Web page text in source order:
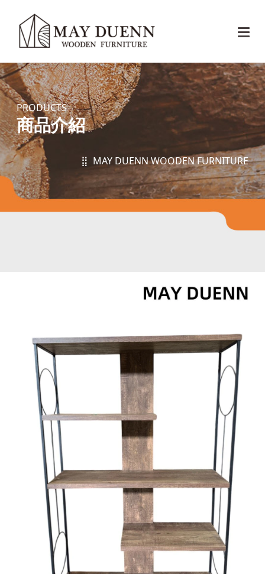
PRODUCTS
商品介紹
⣿ MAY DUENN WOODEN FURNITURE